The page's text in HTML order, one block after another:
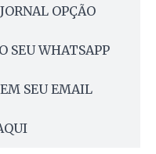
OPÇÃO
SEU WHATSAPP
SEU EMAIL